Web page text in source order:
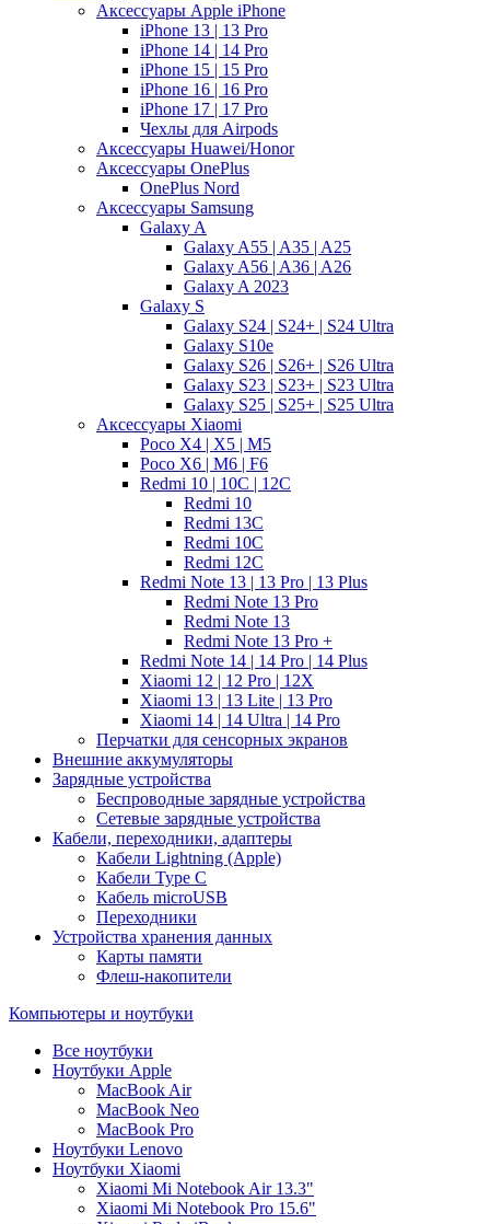
Аксессуары Apple iPhone
iPhone 13 | 13 Pro
iPhone 14 | 14 Pro
iPhone 15 | 15 Pro
iPhone 16 | 16 Pro
iPhone 17 | 17 Pro
Чехлы для Airpods
Аксессуары Huawei/Honor
Аксессуары OnePlus
OnePlus Nord
Аксессуары Samsung
Galaxy A
Galaxy A55 | A35 | A25
Galaxy A56 | A36 | A26
Galaxy A 2023
Galaxy S
Galaxy S24 | S24+ | S24 Ultra
Galaxy S10e
Galaxy S26 | S26+ | S26 Ultra
Galaxy S23 | S23+ | S23 Ultra
Galaxy S25 | S25+ | S25 Ultra
Аксессуары Xiaomi
Poco X4 | X5 | M5
Poco X6 | M6 | F6
Redmi 10 | 10C | 12C
Redmi 10
Redmi 13C
Redmi 10C
Redmi 12C
Redmi Note 13 | 13 Pro | 13 Plus
Redmi Note 13 Pro
Redmi Note 13
Redmi Note 13 Pro +
Redmi Note 14 | 14 Pro | 14 Plus
Xiaomi 12 | 12 Pro | 12X
Xiaomi 13 | 13 Lite | 13 Pro
Xiaomi 14 | 14 Ultra | 14 Pro
Перчатки для сенсорных экранов
Внешние аккумуляторы
Зарядные устройства
Беспроводные зарядные устройства
Сетевые зарядные устройства
Кабели, переходники, адаптеры
Кабели Lightning (Apple)
Кабели Type C
Кабель microUSB
Переходники
Устройства хранения данных
Карты памяти
Флеш-накопители
Компьютеры и ноутбуки
Все ноутбуки
Ноутбуки Apple
MacBook Air
MacBook Neo
MacBook Pro
Ноутбуки Lenovo
Ноутбуки Xiaomi
Xiaomi Mi Notebook Air 13.3"
Xiaomi Mi Notebook Pro 15.6"